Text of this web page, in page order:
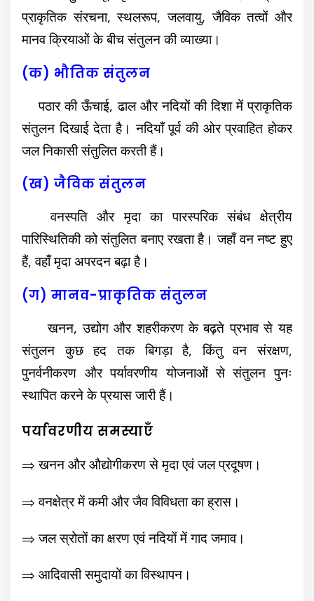
प्राकृतिक संरचना, स्थलरूप, जलवायु, जैविक तत्वों और
मानव क्रियाओं के बीच संतुलन की व्याख्या।
(क) भौतिक संतुलन
पठार की ऊँचाई, ढाल और नदियों की दिशा में प्राकृतिक
संतुलन दिखाई देता है। नदियाँ पूर्व की ओर प्रवाहित होकर
जल निकासी संतुलित करती हैं।
(ख) जैविक संतुलन
वनस्पति और मृदा का पारस्परिक संबंध क्षेत्रीय
पारिस्थितिकी को संतुलित बनाए रखता है। जहाँ वन नष्ट हुए
हैं, वहाँ मृदा अपरदन बढ़ा है।
(ग) मानव-प्राकृतिक संतुलन
खनन, उद्योग और शहरीकरण के बढ़ते प्रभाव से यह
संतुलन कुछ हद तक बिगड़ा है, किंतु वन संरक्षण,
पुनर्वनीकरण और पर्यावरणीय योजनाओं से संतुलन पुनः
स्थापित करने के प्रयास जारी हैं।
पर्यावरणीय समस्याएँ
⇒ खनन और औद्योगीकरण से मृदा एवं जल प्रदूषण।
⇒ वनक्षेत्र में कमी और जैव विविधता का ह्रास।
⇒ जल स्रोतों का क्षरण एवं नदियों में गाद जमाव।
⇒ आदिवासी समुदायों का विस्थापन।